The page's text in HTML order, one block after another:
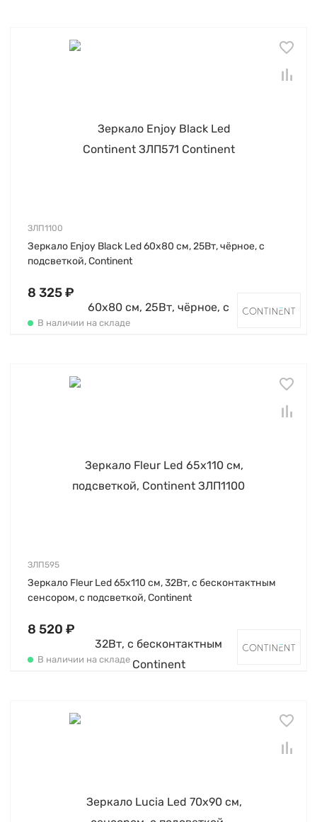
ЗЛП1100
Зеркало Enjoy Black Led 60х80 см, 25Вт, чёрное, с
подсветкой, Continent
8 325 ₽
В наличии на складе
ЗЛП595
Зеркало Fleur Led 65х110 см, 32Вт, с бесконтактным
сенсором, с подсветкой, Continent
8 520 ₽
В наличии на складе